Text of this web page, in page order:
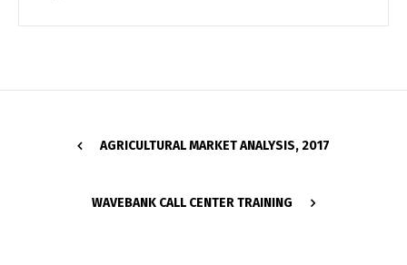
AGRICULTURAL MARKET ANALYSIS, 2017
WAVEBANK CALL CENTER TRAINING